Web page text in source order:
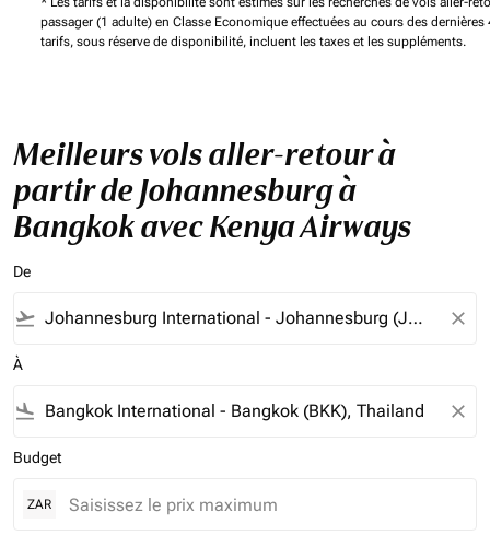
passager (1 adulte) en Classe Economique effectuées au cours des dernières
tarifs, sous réserve de disponibilité, incluent les taxes et les suppléments.
Meilleurs vols aller-retour à
partir de Johannesburg à
Bangkok avec Kenya Airways
De
flight_takeoff close
À
flight_land close
Budget
ZAR